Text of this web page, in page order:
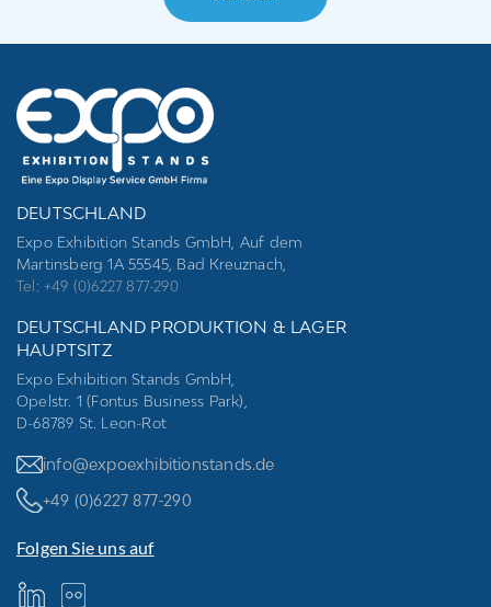
empty.
DEUTSCHLAND
Expo Exhibition Stands GmbH, Auf dem
Martinsberg 1A 55545, Bad Kreuznach,
Tel: +49 (0)6227 877-290
DEUTSCHLAND PRODUKTION & LAGER
HAUPTSITZ
Expo Exhibition Stands GmbH,
Opelstr. 1 (Fontus Business Park),
D-68789 St. Leon-Rot
info@expoexhibitionstands.de
+49 (0)6227 877-290
Folgen Sie uns auf